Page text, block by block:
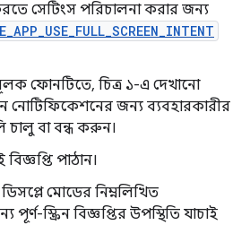
সেটিংস পরিচালনা করার জন্য
ফোনটিতে, চিত্র ১-এ দেখানো
নোটিফিকেশনের জন্য ব্যবহারকারীর
চালু বা বন্ধ করুন।
পাঠান।
মোডের নিম্নলিখিত
স্ক্রিন বিজ্ঞপ্তির উপস্থিতি যাচাই